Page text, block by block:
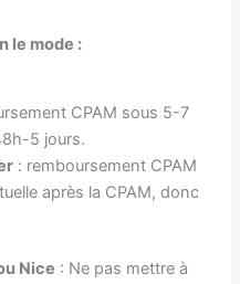
le mode :
CPAM sous 5-7
5 jours.
: remboursement CPAM
après la CPAM, donc
Nice : Ne pas mettre à